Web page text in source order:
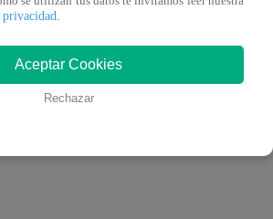
de unos días, el ex chico reality
medidas legales en contra de
.
Aceptar Cookies
Rechazar